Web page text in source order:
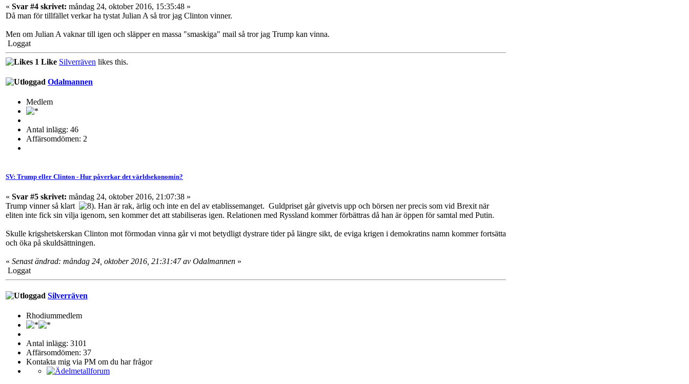
« Svar #4 skrivet: måndag 24, oktober 2016, 15:35:48 »
Då man för tillfället verkar ha tystat Julian A så tror jag Clinton vinner.
Men om Julian A vaknar till igen och släpper en massa "smaskiga" mail så tror jag Trump kan vinna.
Loggat
1 Like Silverräven likes this.
Odalmannen
Medlem
Antal inlägg: 46
Affärsomdömen: 2
SV: Trump eller Clinton - Hur påverkar det världsekonomin?
« Svar #5 skrivet: måndag 24, oktober 2016, 21:07:38 »
Trump vinner så klart
. Han är rak, ärlig och inte en del av etablissemanget. Guldpriset går givetvis upp och börsen ner precis som vid Brexit när
eliten inte fick sin vilja igenom, sen kommer det att stabiliseras igen. Relationen med Ryssland kommer förbättras då han är öppen för samtal med Putin.
Skulle krigshetskerskan Clinton mot förmodan vinna går vi mot betydligt dystrare tider på längre sikt, de eviga krigen i demokratins namn kommer fortsätta
och öka på skuldsättningen.
« Senast ändrad: måndag 24, oktober 2016, 21:31:47 av Odalmannen »
Loggat
Silverräven
Rhodiummedlem
Antal inlägg: 3101
Affärsomdömen: 37
Kontakta mig via PM om du har frågor